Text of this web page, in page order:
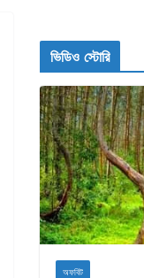
ভিডিও স্টোরি
অফবিট